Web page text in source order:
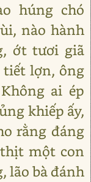
húng chó
nào hành
ớt tươi giã
tiết lợn, ông
ai ép
khiếp ấy,
rằng đáng
một con
lão bà đánh